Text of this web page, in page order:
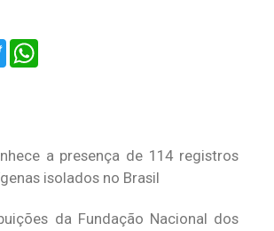
Twitter
a presença de 114 registros
isolados no Brasil
da Fundação Nacional dos